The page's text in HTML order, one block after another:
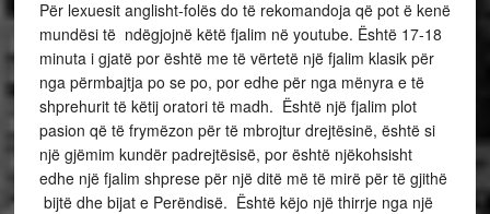
Për lexuesit anglisht-folës do të rekomandoja që pot ë kenë
mundësi të ndëgjojnë këtë fjalim në youtube. Është 17-18
minuta i gjatë por është me të vërtetë një fjalim klasik për
nga përmbajtja po se po, por edhe për nga mënyra e të
shprehurit të këtij oratori të madh. Është një fjalim plot
pasion që të frymëzon për të mbrojtur drejtësinë, është si
një gjëmim kundër padrejtësisë, por është njëkohsisht
edhe një fjalim shprese për një ditë më të mirë për të gjithë
bijtë dhe bijat e Perëndisë. Është këjo një thirrje nga një